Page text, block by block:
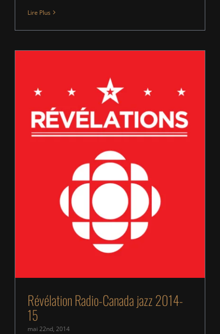
Lire Plus
Révélation Radio-Canada jazz 2014-15
Révélation Radio-Canada jazz 2014-
15
mai 22nd, 2014